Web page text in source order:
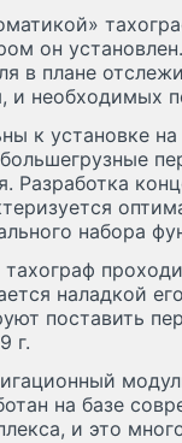
он
в плане
и необходимых
к установке
Разработка
набора
наладкой
поставить
г.
на базе
и это